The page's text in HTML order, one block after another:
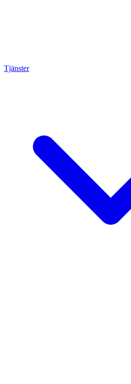
Tjänster